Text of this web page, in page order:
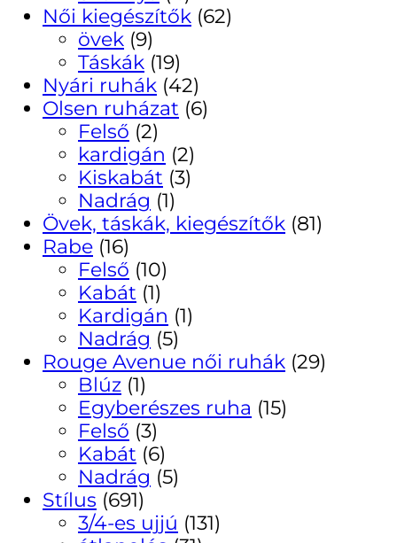
Női kiegészítők (62)
övek (9)
Táskák (19)
Nyári ruhák (42)
Olsen ruházat (6)
Felső (2)
kardigán (2)
Kiskabát (3)
Nadrág (1)
Övek, táskák, kiegészítők (81)
Rabe (16)
Felső (10)
Kabát (1)
Kardigán (1)
Nadrág (5)
Rouge Avenue női ruhák (29)
Blúz (1)
Egyberészes ruha (15)
Felső (3)
Kabát (6)
Nadrág (5)
Stílus (691)
3/4-es ujjú (131)